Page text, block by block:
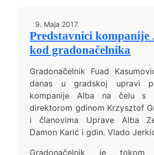
9. Maja 2017.
Predstavnici kompanije
kod gradonačelnika
Gradonačelnik Fuad
danas u gradskoj upravi
kompanije Alba na čelu s
direktorom gdinom Krzysztof
i članovima Uprave Alba
Damon Karić i gdin. Vlado
Gradonačelnik je tokom